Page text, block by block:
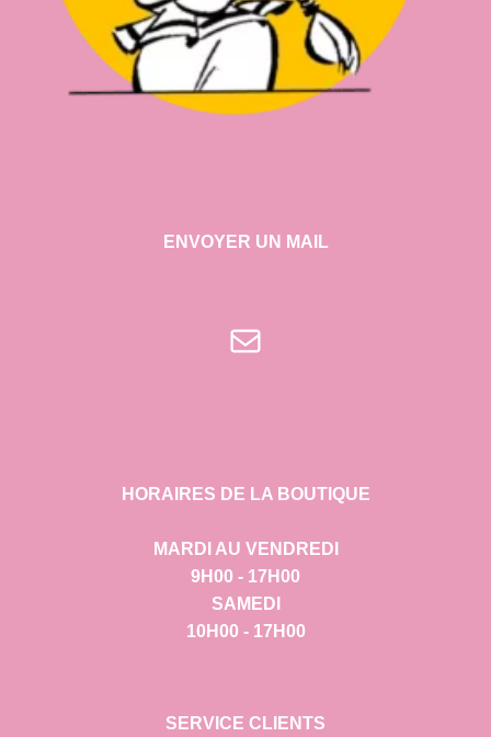
ENVOYER UN MAIL
E-mail
HORAIRES DE LA BOUTIQUE
MARDI AU VENDREDI
9H00 - 17H00
SAMEDI
10H00 - 17H00
SERVICE CLIENTS